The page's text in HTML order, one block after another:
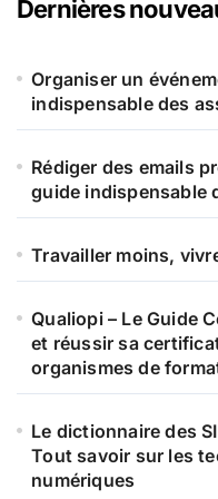
c
e
Dernières
Organiser un
indispensable des
Rédiger des emails
guide indispensable
Travailler moins,
Qualiopi – Le Guide
et réussir sa
organismes de
Le dictionnaire des
Tout savoir sur les
numériques